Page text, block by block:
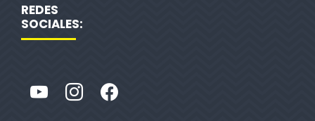
REDES
SOCIALES: